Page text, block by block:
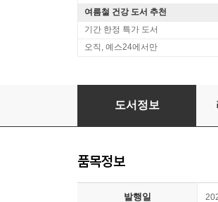
여름철 건강 도서 추천
기간 한정 특가 도서
오직, 예스24에서만
플랜토피아
도서정보
품목정보
발행일